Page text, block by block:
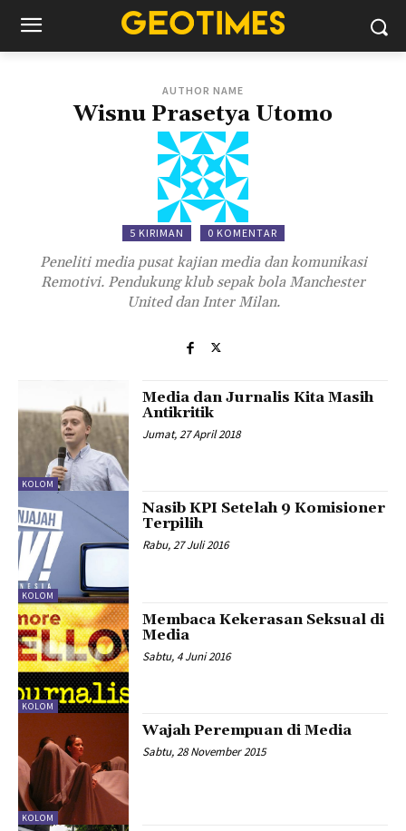
AUTHOR NAME
Wisnu Prasetya Utomo
5 KIRIMAN 0 KOMENTAR
Peneliti media pusat kajian media dan komunikasi
Remotivi. Pendukung klub sepak bola Manchester
United dan Inter Milan.
KOLOM
Media dan Jurnalis Kita Masih
Antikritik
Jumat, 27 April 2018
KOLOM
Nasib KPI Setelah 9 Komisioner
Terpilih
Rabu, 27 Juli 2016
KOLOM
Membaca Kekerasan Seksual di
Media
Sabtu, 4 Juni 2016
KOLOM
Wajah Perempuan di Media
Sabtu, 28 November 2015